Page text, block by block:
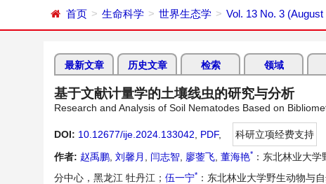
首页 生命科学 世界生态学 Vol. 13 No. 3 (August
最新文章 历史文章 检索 领域
基于文献计量学的土壤线虫的研究与分析
Research and Analysis of Soil Nematodes Based on
DOI: 10.12677/ije.2024.133042 PDF,
科研立项经费支持
作者: 赵禹鹏 刘馨月 闫志智 廖蓥飞 董海艳* ：东北林业大
分中心，黑龙江 牡丹江； 伍一宁* ：东北林业大学野生动物与